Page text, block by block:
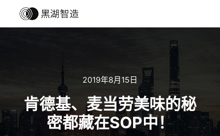
搜索 主菜单
2019年8月15日
肯德基、麦当劳美味的秘
密都藏在SOP中！